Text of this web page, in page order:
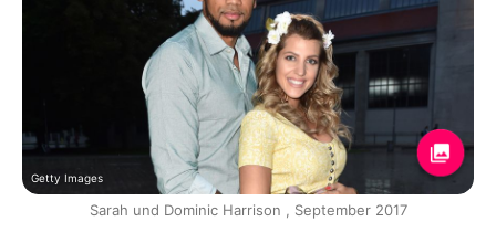
Getty Images
Sarah und Dominic Harrison , September 2017